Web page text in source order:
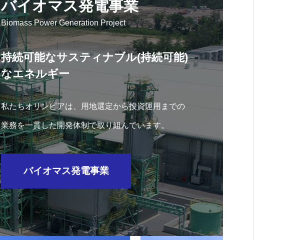
バイオマス発電事業
Biomass Power Generation Project
持続可能なサスティナブル(持続可能)
なエネルギー
私たちオリンピアは、用地選定から投資運用までの
業務を一貫した開発体制で取り組んでいます。
バイオマス発電事業